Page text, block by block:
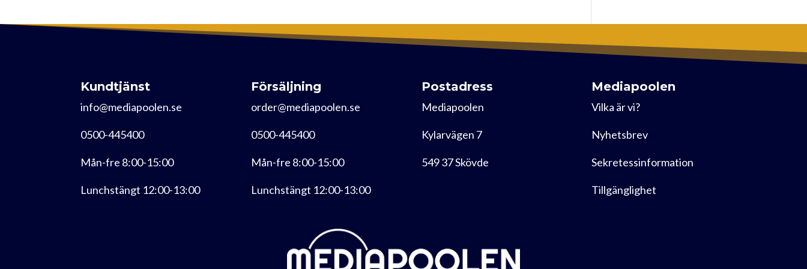
Kundtjänst
info@mediapoolen.se
0500-445400
Mån-fre 8:00-15:00
Lunchstängt 12:00-13:00
Försäljning
order@mediapoolen.se
0500-445400
Mån-fre 8:00-15:00
Lunchstängt 12:00-13:00
Postadress
Mediapoolen
Kylarvägen 7
549 37 Skövde
Mediapoolen
Vilka är vi?
Nyhetsbrev
Sekretessinformation
Tillgänglighet